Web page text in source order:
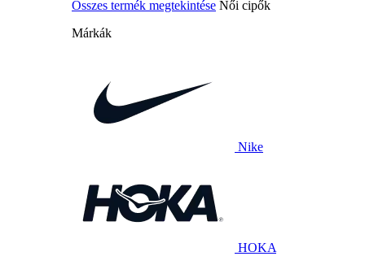
Összes termék megtekintése Női cipők
Márkák
Nike
HOKA